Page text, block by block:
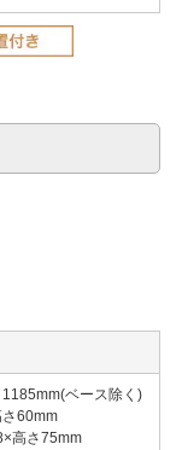
ベース除く)
60mm
高さ75mm